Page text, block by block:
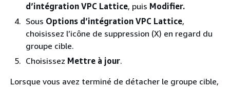
d’intégration VPC Lattice, puis Modifier.
Sous Options d’intégration VPC Lattice,
choisissez l’icône de suppression (X) en regard du
groupe cible.
Choisissez Mettre à jour.
Lorsque vous avez terminé de détacher le groupe cible,